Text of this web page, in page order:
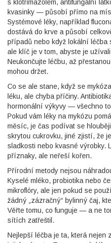
s klotrimazolem, antifungální
kvasinky — působí přímo na
Systémové léky, například
dostává do krve a působí
případů nebo když lokální léčba
ale klíč je v tom, abyste je
Neukončujte léčbu, až
mohou držet.
Co se ale stane, když se
léku, ale chyba příčiny.
hormonální výkyvy — všechno
Pokud vám léky na mykózu
měsíc, je čas podívat se
skrytou cukrovku, jiné zjistí, že
sladkosti nebo kvasné výrobky.
příznaky, ale neřeší kořen.
Přírodní metody nejsou
Kyselé mléko, probiotika nebo
mikroflóry, ale jen pokud se
žádný „zázračný“ bylinný čaj,
Věřte tomu, co funguje — a ne
sítích zatřeštil.
Nejlepší léčba je ta, která